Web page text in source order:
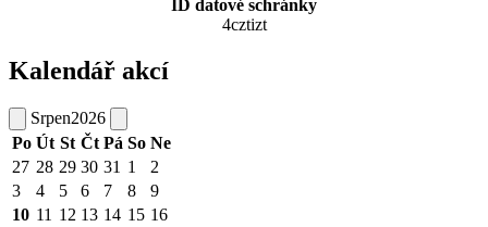
ID datové schránky
4cztizt
Kalendář akcí
Srpen2026
Po Út St Čt Pá So Ne
27 28 29 30 31 1
2
3
4 5 6 7 8
9
10 11 12 13 14 15 16